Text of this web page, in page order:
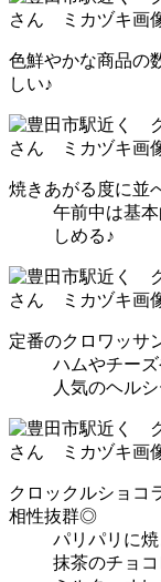
色鮮やかな商品の
しい♪
焼きあがる度に並
午前中は基
しめる♪
定番のクロワッサ
ハムやチー
人気のヘル
クロックルショコ
相性抜群◎
パリパリに
抹茶のチョ